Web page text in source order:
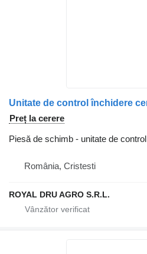
Preț la cerere
Piesă de schimb - unitate de control
România, Cristesti
ROYAL DRU AGRO S.R.L.